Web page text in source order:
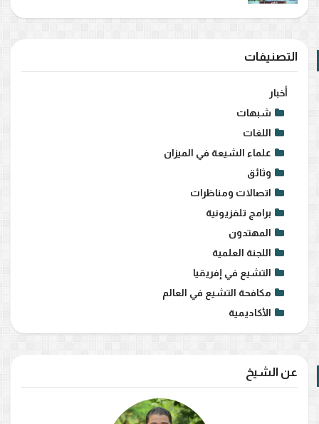
التصنيفات
أخبار
شبهات
اللغات
علماء الشيعة في الميزان
وثائق
اتصالات ومناظرات
برامج تلفزيونية
المهتدون
اللجنة العلمية
التشيع في إفريقيا
مكافحة التشيع في العالم
الأكاديمية
عن الشيخ